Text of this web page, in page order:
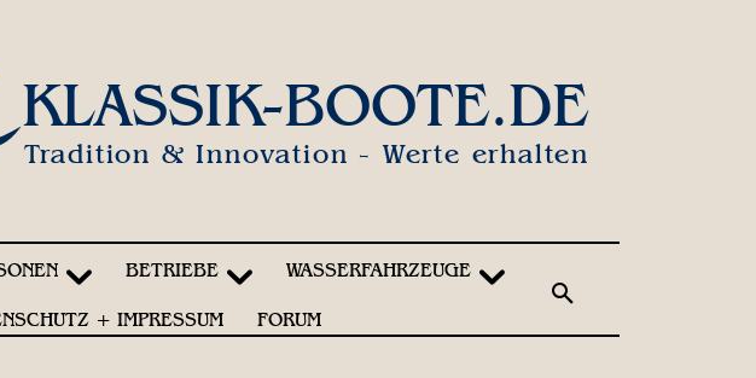
KLASSIK-BOOTE.DE
Tradition & Innovation - Werte erhalten
BETRIEBE WASSERFAHRZEUGE
+ IMPRESSUM FORUM